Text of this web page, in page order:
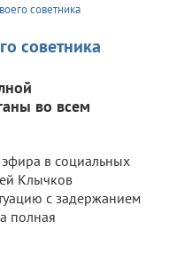
советника
советника
во всем
в социальных
Клычков
с задержанием
полная